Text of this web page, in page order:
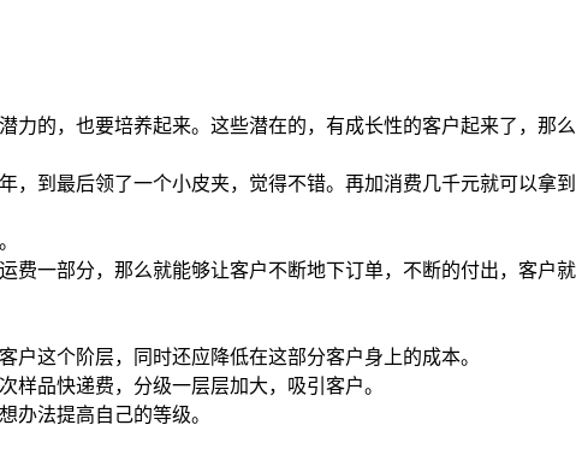
的，也要培养起来。这些潜在的，有成长性的客户起来了，那么
到最后领了一个小皮夹，觉得不错。再加消费几千元就可以拿到
一部分，那么就能够让客户不断地下订单，不断的付出，客户就
这个阶层，同时还应降低在这部分客户身上的成本。
品快递费，分级一层层加大，吸引客户。
法提高自己的等级。